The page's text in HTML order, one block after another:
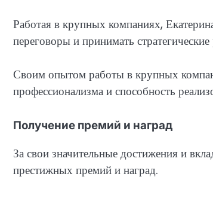
Работая в крупных компаниях,
переговоры и принимать
Своим опытом работы в крупных
профессионализма и способность
Получение премий и наград
За свои значительные достижения и
престижных премий и наград.